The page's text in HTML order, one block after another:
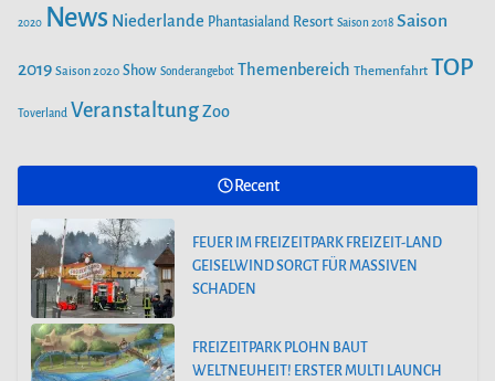
FEUER IM FREIZEITPARK FREIZEIT-LAND
2020 News Niederlande Phantasialand Resort Saison 2018 Saison
2019 Saison 2020 Show Sonderangebot Themenbereich Themenfahrt TOP
Toverland VeranstaltungZoo
Recent
FEUER IM FREIZEITPARK FREIZEIT-LAND
GEISELWIND SORGT FÜR MASSIVEN
SCHADEN
FREIZEITPARK PLOHN BAUT
WELTNEUHEIT! ERSTER MULTI LAUNCH